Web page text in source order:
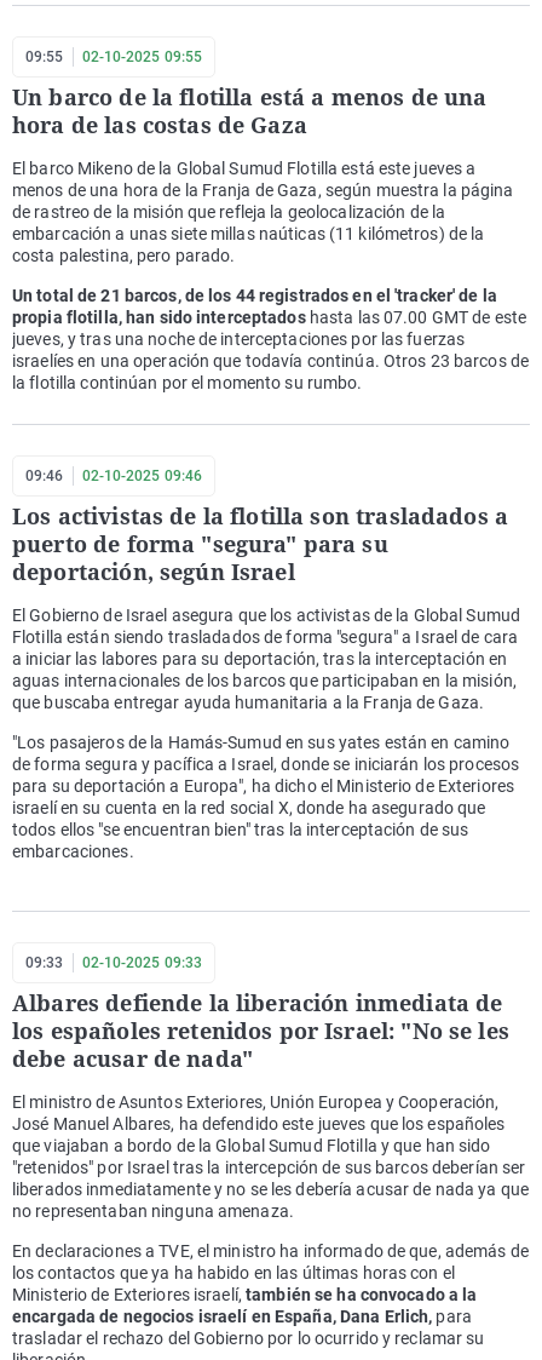
09:55 02-10-2025 09:55
Un barco de la flotilla está a menos de una
hora de las costas de Gaza
El barco Mikeno de la Global Sumud Flotilla está este jueves a
menos de una hora de la Franja de Gaza, según muestra la página
de rastreo de la misión que refleja la geolocalización de la
embarcación a unas siete millas naúticas (11 kilómetros) de la
costa palestina, pero parado.
Un total de 21 barcos, de los 44 registrados en el 'tracker' de la
propia flotilla, han sido interceptadoshasta las 07.00 GMT de este
jueves, y tras una noche de interceptaciones por las fuerzas
israelíes en una operación que todavía continúa. Otros 23 barcos de
la flotilla continúan por el momento su rumbo.
09:46 02-10-2025 09:46
Los activistas de la flotilla son trasladados a
puerto de forma "segura" para su
deportación, según Israel
El Gobierno de Israel asegura que los activistas de la Global Sumud
Flotilla están siendo trasladados de forma "segura" a Israel de cara
a iniciar las labores para su deportación, tras la interceptación en
aguas internacionales de los barcos que participaban en la misión,
que buscaba entregar ayuda humanitaria a la Franja de Gaza.
"Los pasajeros de la Hamás-Sumud en sus yates están en camino
de forma segura y pacífica a Israel, donde se iniciarán los procesos
para su deportación a Europa", ha dicho el Ministerio de Exteriores
israelí en su cuenta en la red social X, donde ha asegurado que
todos ellos "se encuentran bien" tras la interceptación de sus
embarcaciones.
09:33 02-10-2025 09:33
Albares defiende la liberación inmediata de
los españoles retenidos por Israel: "No se les
debe acusar de nada"
El ministro de Asuntos Exteriores, Unión Europea y Cooperación,
José Manuel Albares, ha defendido este jueves que los españoles
que viajaban a bordo de la Global Sumud Flotilla y que han sido
"retenidos" por Israel tras la intercepción de sus barcos deberían ser
liberados inmediatamente y no se les debería acusar de nada ya que
no representaban ninguna amenaza.
En declaraciones a TVE, el ministro ha informado de que, además de
los contactos que ya ha habido en las últimas horas con el
Ministerio de Exteriores israelí, también se ha convocado a la
encargada de negocios israelí en España, Dana Erlich, para
trasladar el rechazo del Gobierno por lo ocurrido y reclamar su